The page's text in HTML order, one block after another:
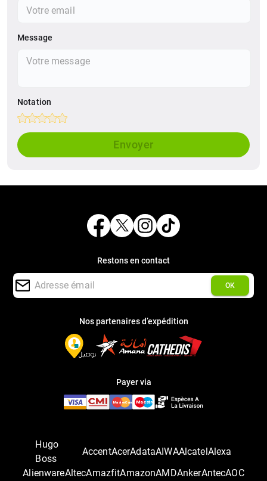
Message
Notation
1 Star
2 Stars
3 Stars
4 Stars
5 Stars
Empty
Envoyer
Restons en contact
OK
Nos partenaires d’expédition
Payer via
Hugo
Boss
AccentAcerAdataAIWAAlcatelAlexa
AlienwareAltecAmazfitAmazonAMDAnkerAntecAOC